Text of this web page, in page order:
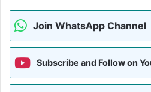
Join WhatsApp Channel
Subscribe and Follow on